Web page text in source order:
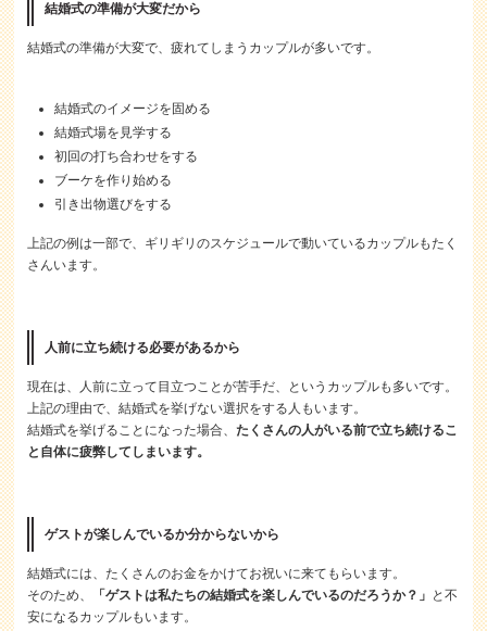
結婚式の準備が大変だから
結婚式の準備が大変で、疲れてしまうカップルが多いです。
結婚式のイメージを固める
結婚式場を見学する
初回の打ち合わせをする
ブーケを作り始める
引き出物選びをする
上記の例は一部で、ギリギリのスケジュールで動いているカップルもたく
さんいます。
人前に立ち続ける必要があるから
現在は、人前に立って目立つことが苦手だ、というカップルも多いです。
上記の理由で、結婚式を挙げない選択をする人もいます。
結婚式を挙げることになった場合、たくさんの人がいる前で立ち続けるこ
と自体に疲弊してしまいます。
ゲストが楽しんでいるか分からないから
結婚式には、たくさんのお金をかけてお祝いに来てもらいます。
そのため、
「ゲストは私たちの結婚式を楽しんでいるのだろうか？」 と不
安になるカップルもいます。